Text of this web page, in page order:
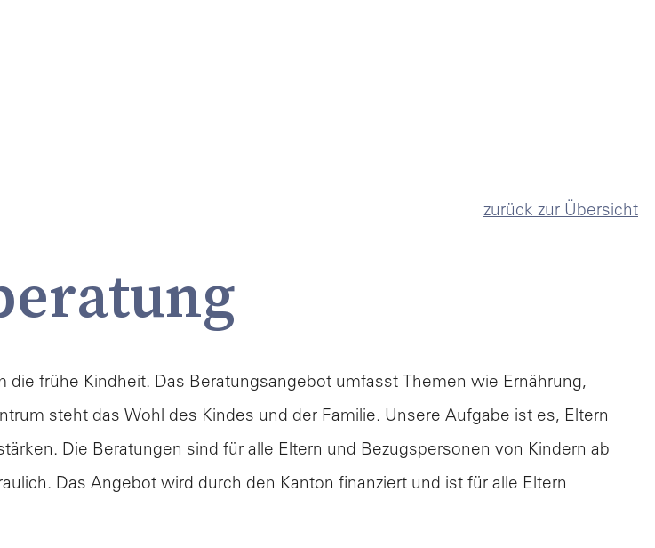
zurück zur Übersicht
frühe Kindheit. Das Beratungsangebot umfasst Themen wie Ernährung,
steht das Wohl des Kindes und der Familie. Unsere Aufgabe ist es, Eltern
Die Beratungen sind für alle Eltern und Bezugspersonen von Kindern ab
Das Angebot wird durch den Kanton finanziert und ist für alle Eltern